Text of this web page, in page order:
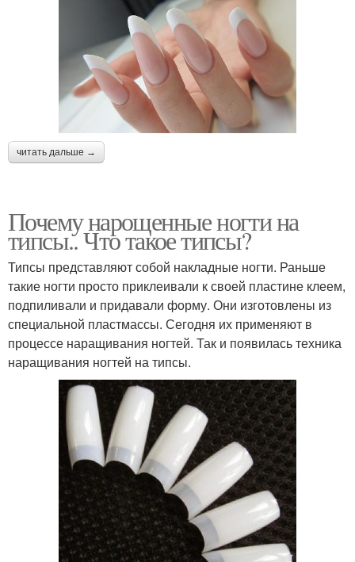
читать дальше →
Почему нарощенные ногти на
типсы.. Что такое типсы?
Типсы представляют собой накладные ногти. Раньше
такие ногти просто приклеивали к своей пластине клеем,
подпиливали и придавали форму. Они изготовлены из
специальной пластмассы. Сегодня их применяют в
процессе наращивания ногтей. Так и появилась техника
наращивания ногтей на типсы.